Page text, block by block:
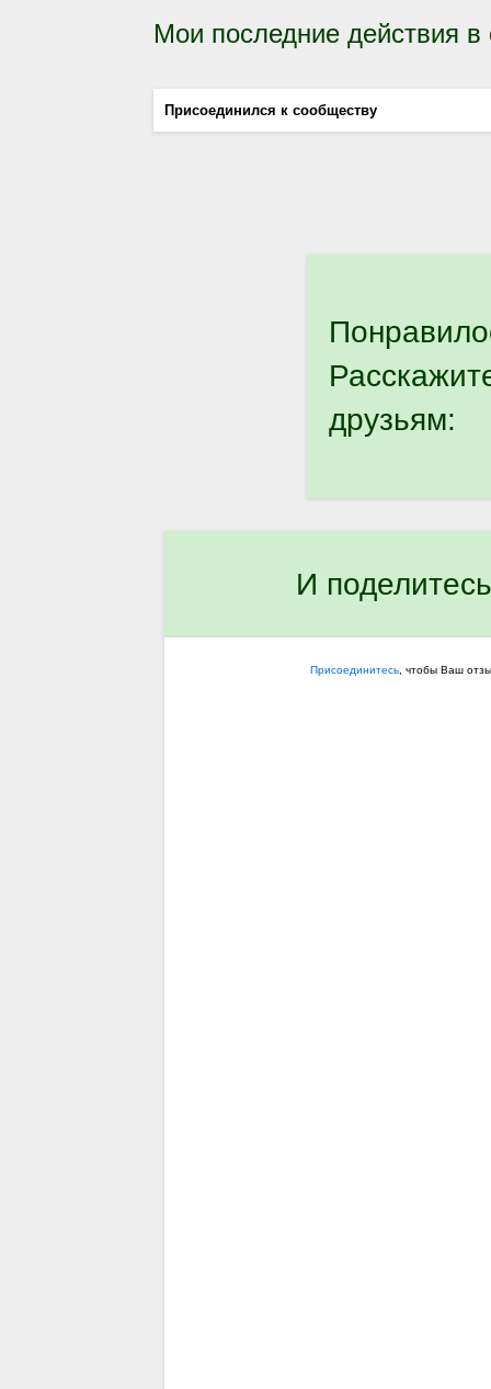
Мои последние действия
Присоединился к сообществу
друзьям:
И
Присоединитесь , чтобы Ваш